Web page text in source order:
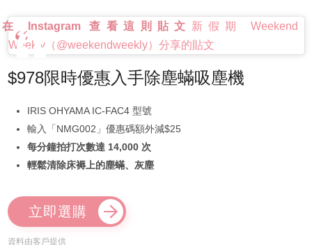
在 Instagram 查看這則貼文 新假期 Weekend
Weekly（@weekendweekly）分享的貼文
$978限時優惠入手除塵蟎吸塵機
IRIS OHYAMA IC-FAC4 型號
輸入「NMG002」優惠碼額外減$25
每分鐘拍打次數達 14,000 次
輕鬆清除床褥上的塵蟎、灰塵
立即選購
資料由客戶提供